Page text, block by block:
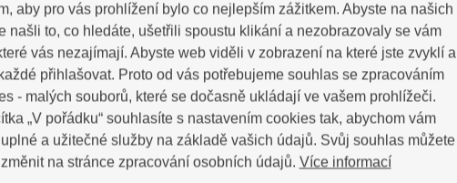
nás
SDÍLEJTE:
aby pro vás prohlížení bylo co nejlepším zážitkem. Abyste na našich
našli to, co hledáte, ušetřili spoustu klikání a nezobrazovaly se vám
vás nezajímají. Abyste web viděli v zobrazení na které jste zvyklí a
přihlašovat. Proto od vás potřebujeme souhlas se zpracováním
- malých souborů, které se dočasně ukládají ve vašem prohlížeči.
„V pořádku“ souhlasíte s nastavením cookies tak, abychom vám
a užitečné služby na základě vašich údajů. Svůj souhlas můžete
na stránce zpracování osobních údajů. Více informací